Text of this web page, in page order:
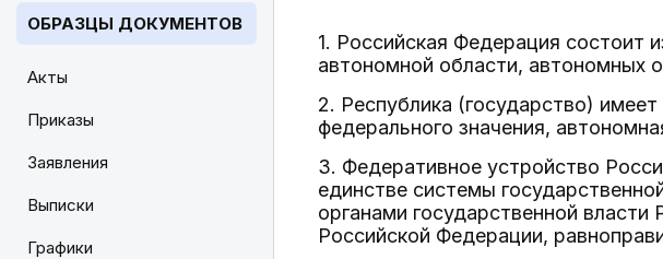
ОБРАЗЦЫ ДОКУМЕНТОВ
Акты
Приказы
Заявления
Выписки
Графики
1. Российская Федерация состоит
автономной области, автономных
2. Республика (государство)
федерального значения,
3. Федеративное устройство
единстве системы
органами государственной
Российской Федерации,